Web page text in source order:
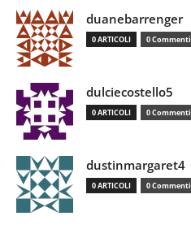
duanebarrenger
0 ARTICOLI 0 Commenti
dulciecostello5
0 ARTICOLI 0 Commenti
dustinmargaret4
0 ARTICOLI 0 Commenti